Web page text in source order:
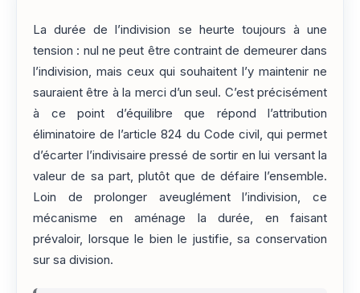
La durée de l’indivision se heurte toujours à une
tension : nul ne peut être contraint de demeurer dans
l’indivision, mais ceux qui souhaitent l’y maintenir ne
sauraient être à la merci d’un seul. C’est précisément
à ce point d’équilibre que répond l’attribution
éliminatoire de l’article 824 du Code civil, qui permet
d’écarter l’indivisaire pressé de sortir en lui versant la
valeur de sa part, plutôt que de défaire l’ensemble.
Loin de prolonger aveuglément l’indivision, ce
mécanisme en aménage la durée, en faisant
prévaloir, lorsque le bien le justifie, sa conservation
sur sa division.